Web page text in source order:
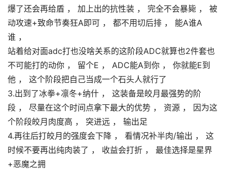
爆了还会再给盾 ， 加上出的抗性装 ， 完全不会暴毙 ， 被
动攻速+致命节奏狂A即可 ， 都不用切后排 ， 能A谁A
谁 ，
站着给对面adc打也没啥关系的这阶段ADC就算也2件套也
不可能打的动你 ， 留个E ， ADC能A到你 ， 你就能E到
他 ， 这个阶段把自己当成一个石头人就行了
3.出到了冰拳+凛冬+纳什 ， 这装备是皎月最强势的阶
段 ， 尽量在这个时间点拿下最大的优势 ， 资源 ， 因为这
个阶段皎月肉度高 ， 突进远 ， 输出足
4.再往后打皎月的强度会下降 ， 看情况补半肉/输出 ， 这
时候不要再出纯肉装了 ， 收益会打折 ， 最佳选择是星界
+恶魔之拥